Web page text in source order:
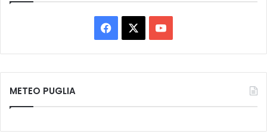
Facebook You
Tube
METEO PUGLIA